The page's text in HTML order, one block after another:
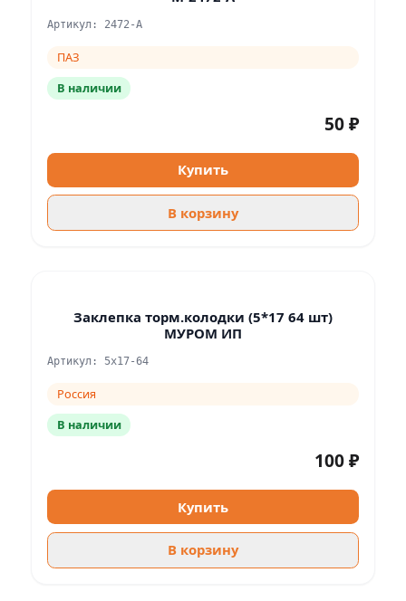
Артикул: 2472-А
ПАЗ
В наличии
50 ₽
Купить
В корзину
Заклепка торм.колодки (5*17 64 шт)
МУРОМ ИП
Артикул: 5x17-64
Россия
В наличии
100 ₽
Купить
В корзину